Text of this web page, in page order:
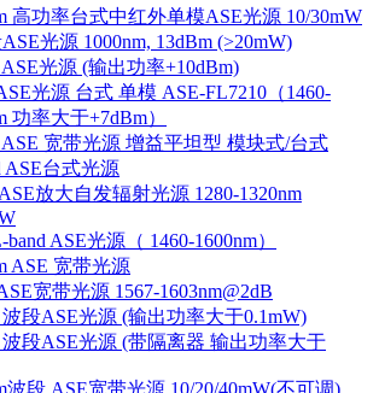
高功率台式中红外单模ASE光源 10/30mW
光源 1000nm, 13dBm (>20mW)
ASE光源 (输出功率+10dBm)
光源 台式 单模 ASE-FL7210（1460-
功率大于+7dBm）
宽带光源 增益平坦型 模块式/台式
ASE台式光源
放大自发辐射光源 1280-1320nm
band ASE光源（ 1460-1600nm）
ASE 宽带光源
宽带光源 1567-1603nm@2dB
波段ASE光源 (输出功率大于0.1mW)
波段ASE光源 (带隔离器 输出功率大于
波段 ASE宽带光源 10/20/40mW(不可调)